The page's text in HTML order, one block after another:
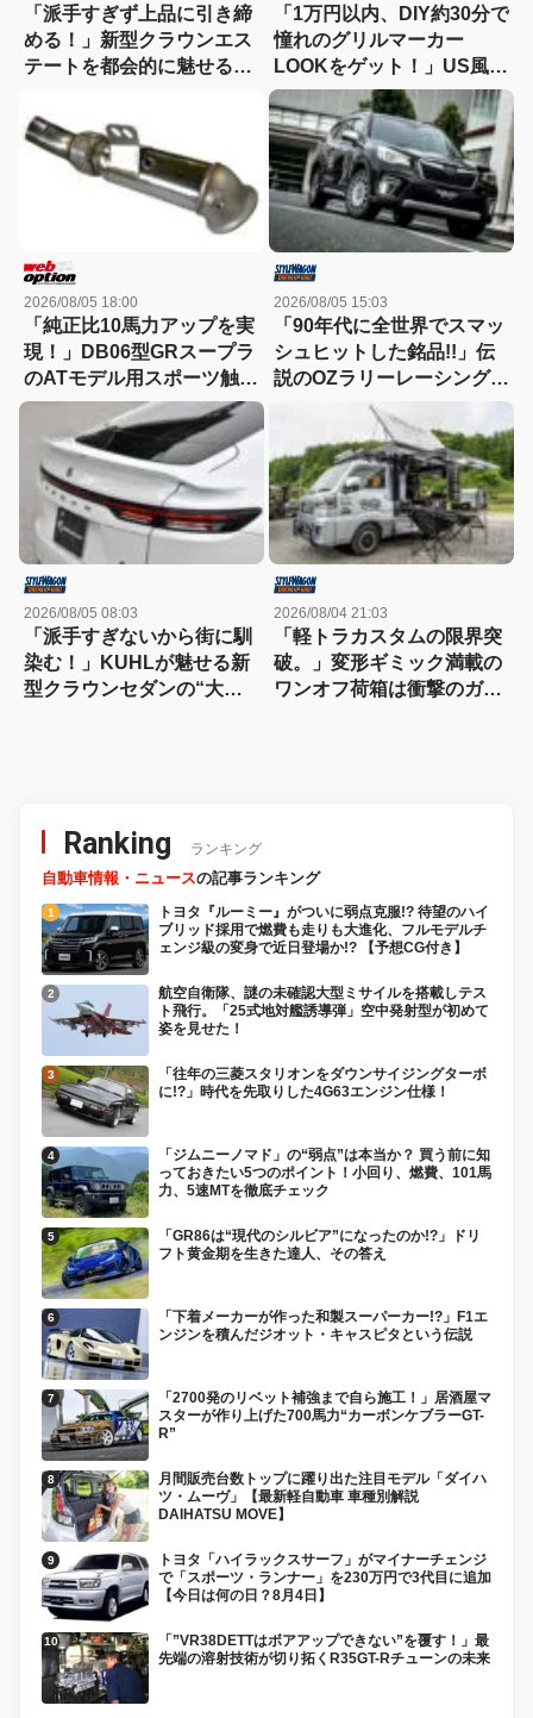
「派手すぎず上品に引き締
める！」新型クラウンエス
テートを都会的に魅せる、
買える流麗スタイル
「1万円以内、DIY約30分で
憧れのグリルマーカー
LOOKをゲット！」US風の
顔を実現できるLEDキット
【ランクル250/300】
2026/08/05 18:00
「純正比10馬力アップを実
現！」DB06型GRスープラ
のATモデル用スポーツ触媒
登場！
2026/08/05 15:03
「90年代に全世界でスマッ
シュヒットした銘品!!」伝
説のOZラリーレーシングを
今だからこそ狙いたい！
2026/08/05 08:03
「派手すぎないから街に馴
染む！」KUHLが魅せる新
型クラウンセダンの“大人
2026/08/04 21:03
「軽トラカスタムの限界突
破。」変形ギミック満載の
ワンオフ荷箱は衝撃のガル
Ranking ランキング
自動車情報・ニュースの記事ランキング
トヨタ『ルーミー』がついに弱点克服!? 待望のハイ
ブリッド採用で燃費も走りも大進化、フルモデルチ
ェンジ級の変身で近日登場か!? 【予想CG付き】
航空自衛隊、謎の未確認大型ミサイルを搭載しテス
ト飛行。「25式地対艦誘導弾」空中発射型が初めて
姿を見せた！
「往年の三菱スタリオンをダウンサイジングターボ
に!?」時代を先取りした4G63エンジン仕様！
「ジムニーノマド」の“弱点”は本当か？ 買う前に知
っておきたい5つのポイント！小回り、燃費、101馬
力、5速MTを徹底チェック
「GR86は“現代のシルビア”になったのか!?」ドリ
フト黄金期を生きた達人、その答え
「下着メーカーが作った和製スーパーカー!?」F1エ
ンジンを積んだジオット・キャスピタという伝説
「2700発のリベット補強まで自ら施工！」居酒屋マ
スターが作り上げた700馬力“カーボンケブラーGT-
R”
月間販売台数トップに躍り出た注目モデル「ダイハ
ツ・ムーヴ」【最新軽自動車 車種別解説
DAIHATSU MOVE】
トヨタ「ハイラックスサーフ」がマイナーチェンジ
で「スポーツ・ランナー」を230万円で3代目に追加
【今日は何の日？8月4日】
「”VR38DETTはボアアップできない”を覆す！」最
先端の溶射技術が切り拓くR35GT-Rチューンの未来